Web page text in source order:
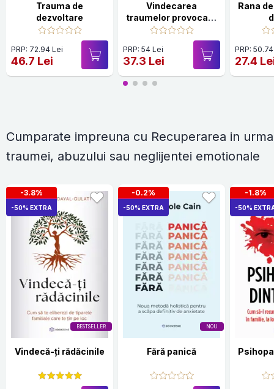
Trauma de
dezvoltare
PRP: 72.94 Lei
46.7 Lei
Vindecarea
traumelor provocate
de parintii imaturi
emotional
PRP: 54 Lei
37.3 Lei
Rana
PRP:
27.4
Cumparate impreuna cu Recuperarea in urma
traumei, abuzului sau neglijentei emotionale
BESTSELLER
-3.8%
-50% EXTRA
Vindecă-ți rădăcinile
NOU
-0.2%
-50% EXTRA
Fără panică
-1.8%
-50%